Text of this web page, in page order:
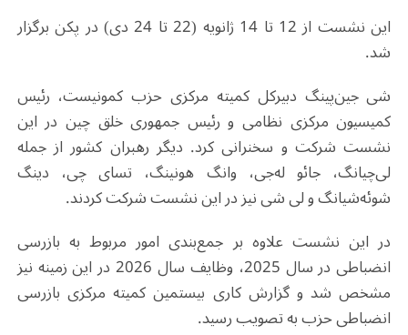
این نشست از 12 تا 14 ژانویه (22 تا 24 دی) در پکن برگزار
شد.
شی جین‌پینگ دبیرکل کمیته مرکزی حزب کمونیست، رئیس
کمیسیون مرکزی نظامی و رئیس جمهوری خلق چین در این
نشست شرکت و سخنرانی کرد. دیگر رهبران کشور از جمله
لی‌چیانگ، جائو له‌جی، وانگ هو‌نینگ، تسای‌ چی، دینگ
شوئه‌شیانگ و لی شی نیز در این نشست شرکت کردند.
در این نشست علاوه بر جمع‌بندی امور مربوط به بازرسی
انضباطی در سال 2025، وظایف سال 2026 در این زمینه نیز
مشخص شد و گزارش کاری بیستمین کمیته مرکزی بازرسی
انضباطی حزب به تصویب رسید.